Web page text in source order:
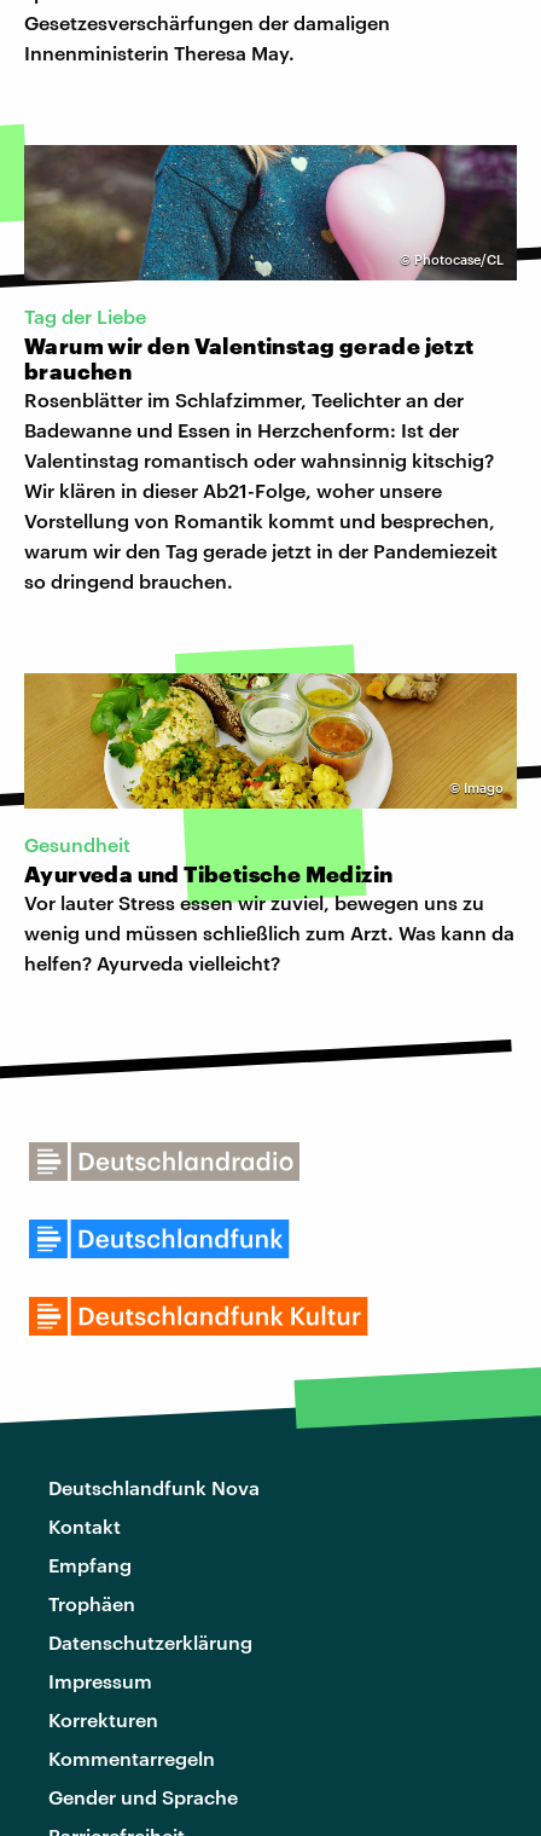
Gesetzesverschärfungen der damaligen
Innenministerin Theresa May.
© Photocase/CL
Tag der Liebe
Warum wir den Valentinstag gerade jetzt
brauchen
Rosenblätter im Schlafzimmer, Teelichter an der
Badewanne und Essen in Herzchenform: Ist der
Valentinstag romantisch oder wahnsinnig kitschig?
Wir klären in dieser Ab21-Folge, woher unsere
Vorstellung von Romantik kommt und besprechen,
warum wir den Tag gerade jetzt in der Pandemiezeit
so dringend brauchen.
© Imago
Gesundheit
Ayurveda und Tibetische Medizin
Vor lauter Stress essen wir zuviel, bewegen uns zu
wenig und müssen schließlich zum Arzt. Was kann da
helfen? Ayurveda vielleicht?
Deutschlandfunk Nova
Kontakt
Empfang
Trophäen
Datenschutzerklärung
Impressum
Korrekturen
Kommentarregeln
Gender und Sprache